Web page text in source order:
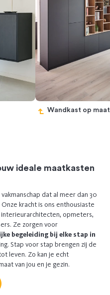
Wandkast op maat
ideale maatkasten
dat al meer dan 30
kracht is ons enthousiaste
opmeters,
Ze zorgen voor
begeleiding bij elke stap in
Stap voor stap brengen zij de
leven. Zo kan je echt
van jou en je gezin.